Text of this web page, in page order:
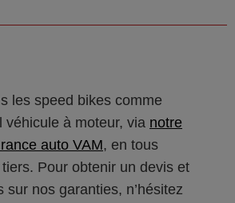
les speed bikes comme
véhicule à moteur, via notre
auto VAM, en tous
Pour obtenir un devis et
sur nos garanties, n’hésitez